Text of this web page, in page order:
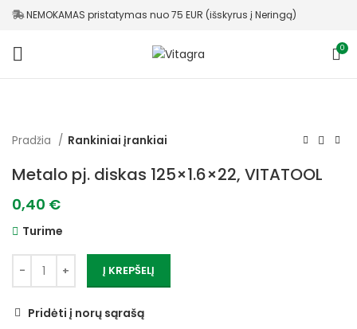
NEMOKAMAS pristatymas nuo 75 EUR (išskyrus į Neringą)
0
Pradžia Rankiniai įrankiai
Metalo pj. diskas 125×1.6×22, VITATOOL
0,40 €
Turime
Į KREPŠELĮ
Pridėti į norų sąrašą